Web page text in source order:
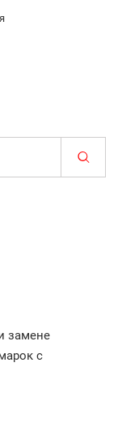
замене
с